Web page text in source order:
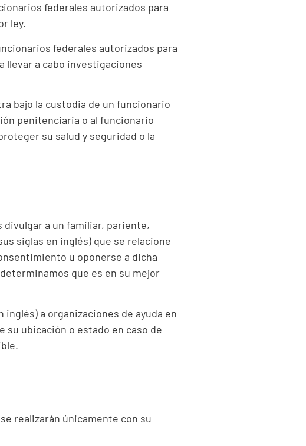
federales autorizados para
ley.
federales autorizados para
llevar a cabo investigaciones
bajo la custodia de un funcionario
penitenciaria o al funcionario
su salud y seguridad o la
divulgar a un familiar, pariente,
siglas en inglés) que se relacione
u oponerse a dicha
que es en su mejor
a organizaciones de ayuda en
ubicación o estado en caso de
realizarán únicamente con su